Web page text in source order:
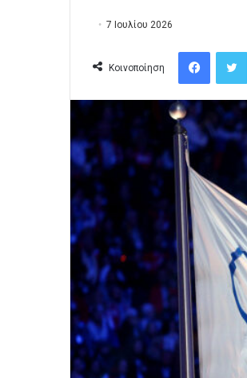
7 Ιουλίου 2026
Κοινοποίηση